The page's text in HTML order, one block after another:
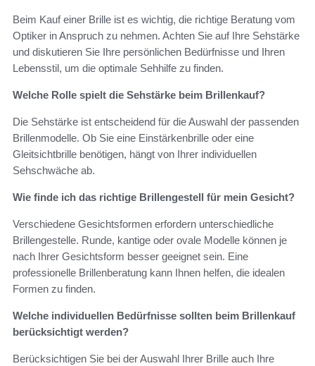
Beim Kauf einer Brille ist es wichtig, die richtige Beratung vom
Optiker in Anspruch zu nehmen. Achten Sie auf Ihre Sehstärke
und diskutieren Sie Ihre persönlichen Bedürfnisse und Ihren
Lebensstil, um die optimale Sehhilfe zu finden.
Welche Rolle spielt die Sehstärke beim Brillenkauf?
Die Sehstärke ist entscheidend für die Auswahl der passenden
Brillenmodelle. Ob Sie eine Einstärkenbrille oder eine
Gleitsichtbrille benötigen, hängt von Ihrer individuellen
Sehschwäche ab.
Wie finde ich das richtige Brillengestell für mein Gesicht?
Verschiedene Gesichtsformen erfordern unterschiedliche
Brillengestelle. Runde, kantige oder ovale Modelle können je
nach Ihrer Gesichtsform besser geeignet sein. Eine
professionelle Brillenberatung kann Ihnen helfen, die idealen
Formen zu finden.
Welche individuellen Bedürfnisse sollten beim Brillenkauf
berücksichtigt werden?
Berücksichtigen Sie bei der Auswahl Ihrer Brille auch Ihre